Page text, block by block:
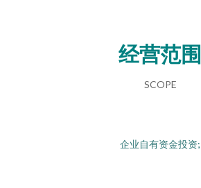
经营范围
SCOPE
企业自有资金投资;